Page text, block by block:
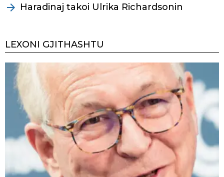
Haradinaj takoi Ulrika Richardsonin
LEXONI GJITHASHTU